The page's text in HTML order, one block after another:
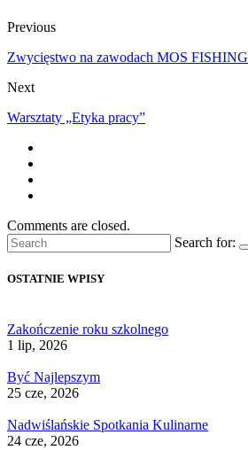
Previous
Zwycięstwo na zawodach MOS FISHING
Next
Warsztaty „Etyka pracy”
Comments are closed.
Search for:
OSTATNIE WPISY
Zakończenie roku szkolnego
1 lip, 2026
Być Najlepszym
25 cze, 2026
Nadwiślańskie Spotkania Kulinarne
24 cze, 2026